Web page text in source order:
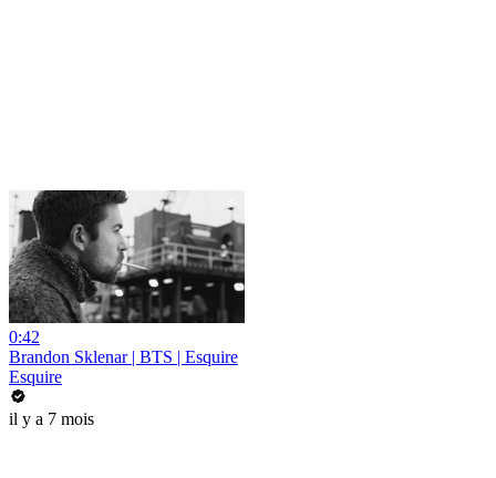
0:42
Brandon Sklenar | BTS | Esquire
Esquire
il y a 7 mois